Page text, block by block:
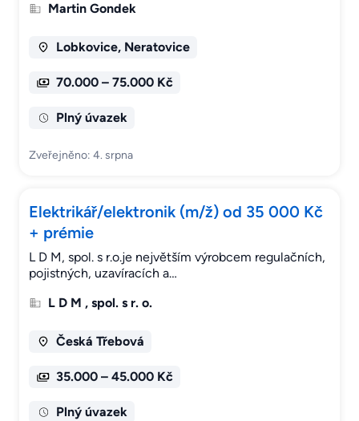
Martin Gondek
Lobkovice, Neratovice
70.000 – 75.000 Kč
Plný úvazek
Zveřejněno: 4. srpna
Elektrikář/elektronik (m/ž) od 35 000 Kč
+ prémie
L D M, spol. s r.o.je největším výrobcem regulačních,
pojistných, uzavíracích a…
L D M , spol. s r. o.
Česká Třebová
35.000 – 45.000 Kč
Plný úvazek